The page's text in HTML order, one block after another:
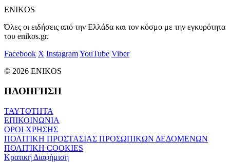
ENIKOS
Όλες οι ειδήσεις από την Ελλάδα και τον κόσμο με την εγκυρότητα
του enikos.gr.
Facebook X InstagramYouTube Viber
© 2026 ENIKOS
ΠΛΟΗΓΗΣΗ
ΤΑΥΤΟΤΗΤΑ
ΕΠΙΚΟΙΝΩΝΙΑ
ΟΡΟΙ ΧΡΗΣΗΣ
ΠΟΛΙΤΙΚΗ ΠΡΟΣΤΑΣΙΑΣ ΠΡΟΣΩΠΙΚΩΝ ΔΕΔΟΜΕΝΩΝ
ΠΟΛΙΤΙΚΗ COOKIES
Κρατική Διαφήμιση